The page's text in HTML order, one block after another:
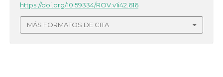
https://doi.org/10.59334/ROV.v1i42.616
MÁS FORMATOS DE CITA